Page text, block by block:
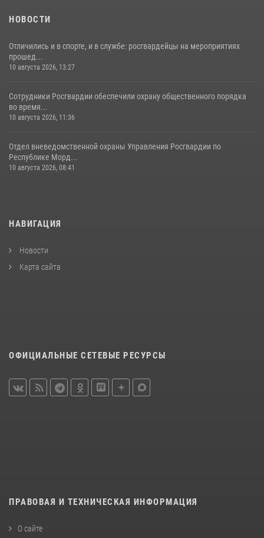
НОВОСТИ
Отличились и в спорте, и в службе: росгвардейцы на мероприятиях
прошед...
10 августа 2026, 13:27
Сотрудники Росгвардии обеспечили охрану общественного порядка
во время...
10 августа 2026, 11:36
Отдел вневедомственной охраны Управления Росгвардии по
Республике Морд...
10 августа 2026, 08:41
НАВИГАЦИЯ
Новости
Карта сайта
ОФИЦИАЛЬНЫЕ СЕТЕВЫЕ РЕСУРСЫ
ПРАВОВАЯ И ТЕХНИЧЕСКАЯ ИНФОРМАЦИЯ
О сайте